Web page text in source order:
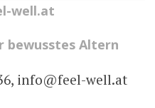
well.at
Altern
info@feel-well.at